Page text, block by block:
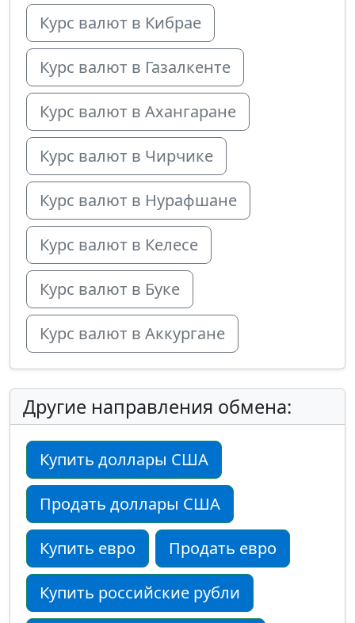
Курс валют в Кибрае
Курс валют в Газалкенте
Курс валют в Ахангаране
Курс валют в Чирчике
Курс валют в Нурафшане
Курс валют в Келесе
Курс валют в Буке
Курс валют в Аккургане
Другие направления обмена:
Купить доллары США
Продать доллары США
Купить евро Продать евро
Купить российские рубли